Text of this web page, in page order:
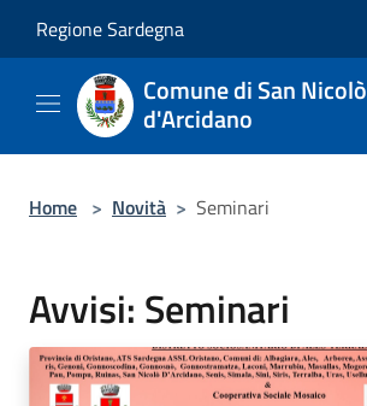
Regione Sardegna
Comune di San Nicolò
d'Arcidano
Home > Novità > Seminari
Avvisi: Seminari